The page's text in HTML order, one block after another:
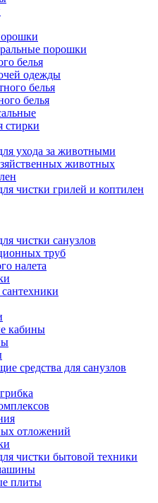
порошки
белья
одежды
белья
белья
стирки
ухода за животными
животных
чистки грилей и коптилен
чистки санузлов
труб
налета
кабины
средства для санузлов
отложений
чистки бытовой техники
плиты